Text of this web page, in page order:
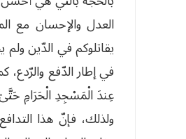
العدل والإحسان مع
في إطار الدّفع
عِندَ الْمَسْجِدِ الْحَرَامِ حَتَّىٰ
ولذلك، فإنّ هذا